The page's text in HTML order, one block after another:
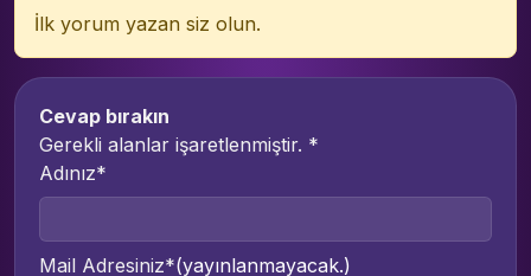
İlk yorum yazan siz olun.
Cevap bırakın
Gerekli alanlar işaretlenmiştir. *
Adınız*
Mail Adresiniz*(yayınlanmayacak.)